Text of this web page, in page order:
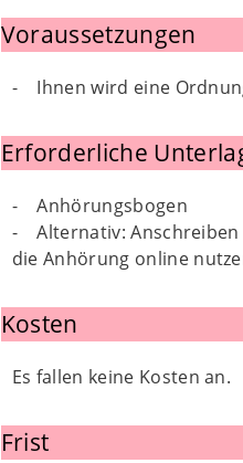
Voraussetzungen
- Ihnen wird eine
Erforderliche
- Anhörungsbogen
- Alternativ: Anschreiben
die Anhörung online
Kosten
Es fallen keine Kosten an.
Frist